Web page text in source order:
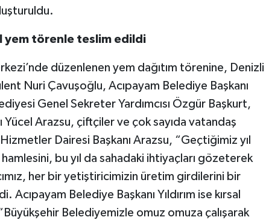
yem törenle teslim edildi
düzenlenen yem dağıtım törenine, Denizli
Nuri Çavuşoğlu, Acıpayam Belediye Başkanı
Genel Sekreter Yardımcısı Özgür Başkurt,
Yücel Arazsu, çiftçiler ve çok sayıda vatandaş
Dairesi Başkanı Arazsu, “Geçtiğimiz yıl
bu yıl da sahadaki ihtiyaçları gözeterek
her bir yetiştiricimizin üretim girdilerini bir
Belediye Başkanı Yıldırım ise kırsal
Belediyemizle omuz omuza çalışarak